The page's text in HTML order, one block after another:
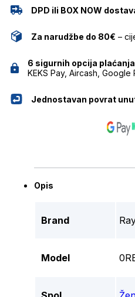
DPD ili BOX NOW
Za narudžbe do 80€ –
6 sigurnih opcija plaćanja
KEKS Pay, Aircash, Google
Jednostavan povrat
Opis
Brand
Model